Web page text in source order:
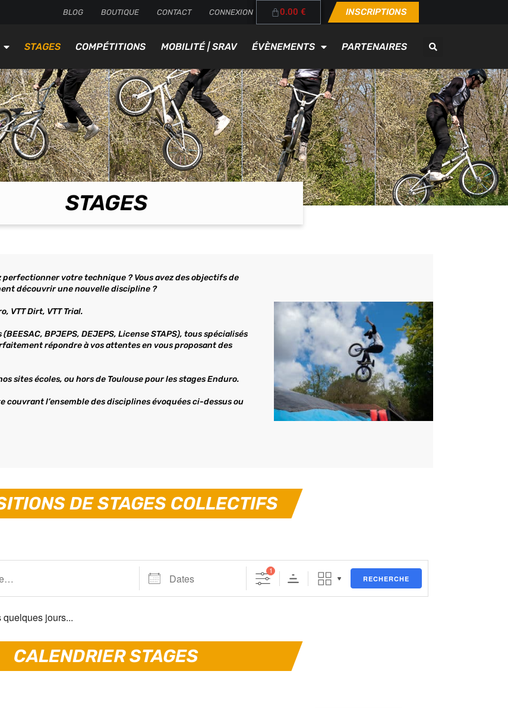
BLOG BOUTIQUE CONTACT CONNEXION 0.00€ INSCRIPTIONS
STAGES COMPÉTITIONS MOBILITÉ | SRAV ÉVÈNEMENTS PARTENAIRES
STAGES
perfectionner votre technique ? Vous avez des objectifs de
découvrir une nouvelle discipline ?
VTT Dirt, VTT Trial.
BPJEPS, DEJEPS, License STAPS), tous spécialisés
répondre à vos attentes en vous proposant des
sites écoles, ou hors de Toulouse pour les stages Enduro.
couvrant l’ensemble des disciplines évoquées ci-dessus ou
DE STAGES COLLECTIFS
1
RECHERCHE
jours...
CALENDRIER STAGES